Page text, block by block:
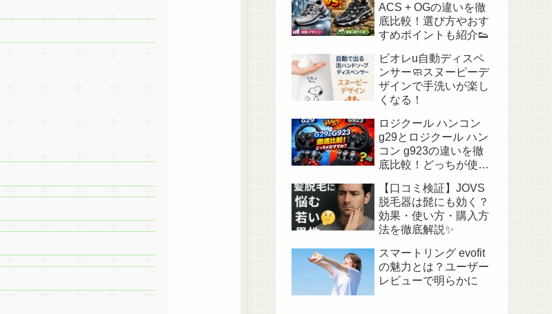
ACS + OGの違いを徹
底比較！選び方やおす
すめポイントも紹介👟
ビオレu自動ディスペ
ンサー🧼スヌーピーデ
ザインで手洗いが楽し
くなる！
ロジクール ハンコン
g29とロジクール ハン
コン g923の違いを徹
底比較！どっちが使い
【口コミ検証】JOVS
脱毛器は髭にも効く？
効果・使い方・購入方
法を徹底解説✨
スマートリング evofit
の魅力とは？ユーザー
レビューで明らかに